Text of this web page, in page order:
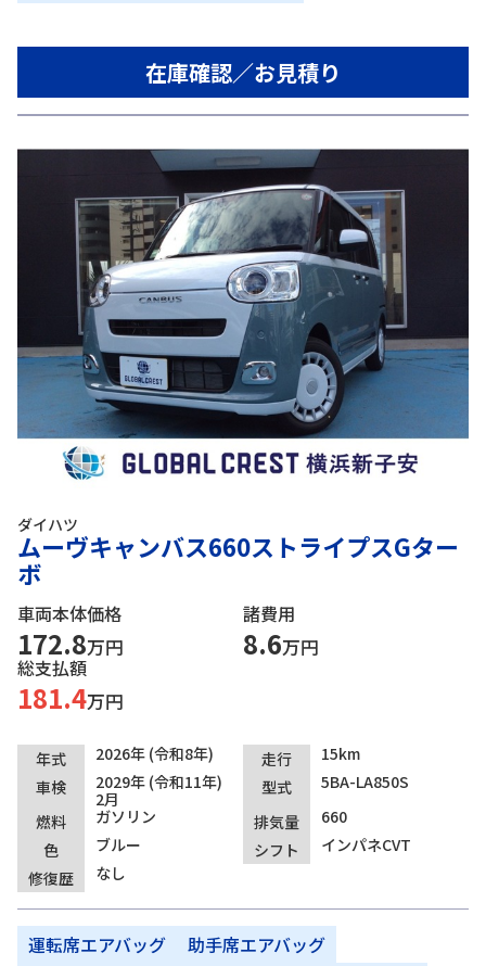
在庫確認／お見積り
ダイハツ
ムーヴキャンバス660ストライプスGター
ボ
車両本体価格
172.8万円
諸費用
8.6万円
総支払額
181.4万円
年式 2026年 (令和8年) 走行
15km
車検
2029年 (令和11年)
2月
型式
5BA-LA850S
燃料
ガソリン 排気量
660
色
ブルー シフト
インパネCVT
修復歴
なし
運転席エアバッグ
助手席エアバッグ